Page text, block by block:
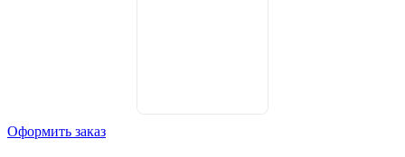
Оформить заказ